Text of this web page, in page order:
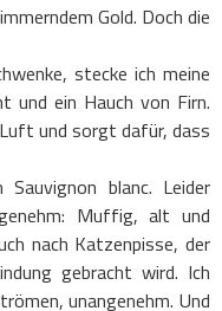
Gold. Doch die
stecke ich meine
und ein Hauch von Firn.
und sorgt dafür, dass
blanc. Leider
Muffig, alt und
nach Katzenpisse, der
gebracht wird. Ich
unangenehm. Und